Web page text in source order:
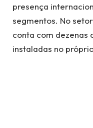
presença
segmentos. No
conta com dezenas
instaladas no